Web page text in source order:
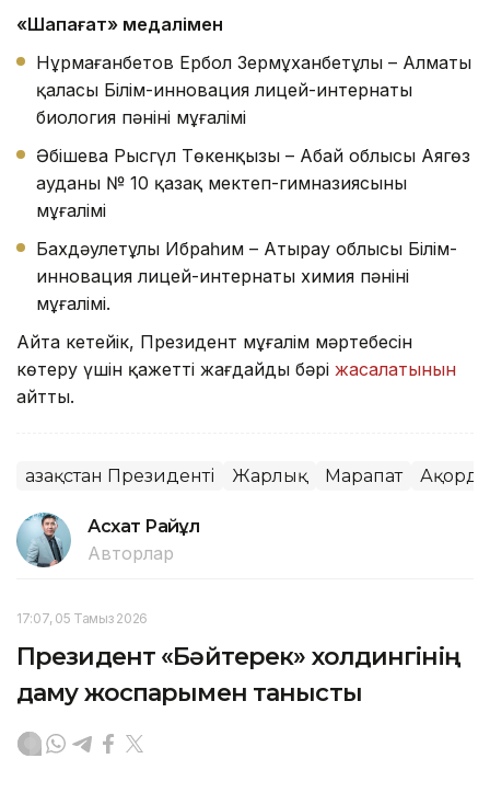
«Шапағат» медалімен
Нұрмағанбетов Ербол Зермұханбетұлы – Алматы
қаласы Білім-инновация лицей-интернаты
биология пәнінің мұғалімі
Әбішева Рысгүл Төкенқызы – Абай облысы Аягөз
ауданы № 10 қазақ мектеп-гимназиясының
мұғалімі
Бахдәулетұлы Ибраһим – Атырау облысы Білім-
инновация лицей-интернаты химия пәнінің
мұғалімі.
Айта кетейік, Президент мұғалім мәртебесін
көтеру үшін қажетті жағдайдың бәрі жасалатынын
айтты.
Қазақстан Президенті Жарлық Марапат Ақорда
Асхат Райқұл
Авторлар
17:07, 05 Тамыз 2026
Президент «Бәйтерек» холдингінің
даму жоспарымен танысты